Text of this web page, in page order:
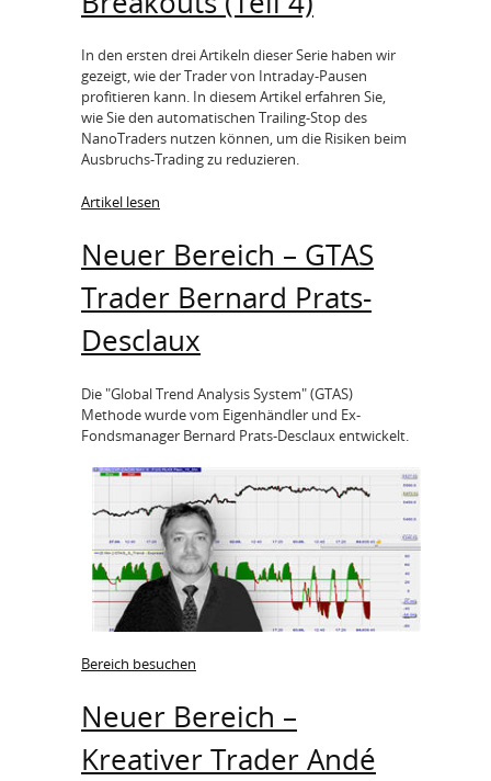
In den ersten drei Artikeln dieser Serie haben wir
gezeigt, wie der Trader von Intraday-Pausen
profitieren kann. In diesem Artikel erfahren Sie,
wie Sie den automatischen Trailing-Stop des
NanoTraders nutzen können, um die Risiken beim
Ausbruchs-Trading zu reduzieren.
Artikel lesen
Neuer Bereich – GTAS
Trader Bernard Prats-
Desclaux
Die "Global Trend Analysis System" (GTAS)
Methode wurde vom Eigenhändler und Ex-
Fondsmanager Bernard Prats-Desclaux entwickelt.
Bereich besuchen
Neuer Bereich –
Kreativer Trader Andé